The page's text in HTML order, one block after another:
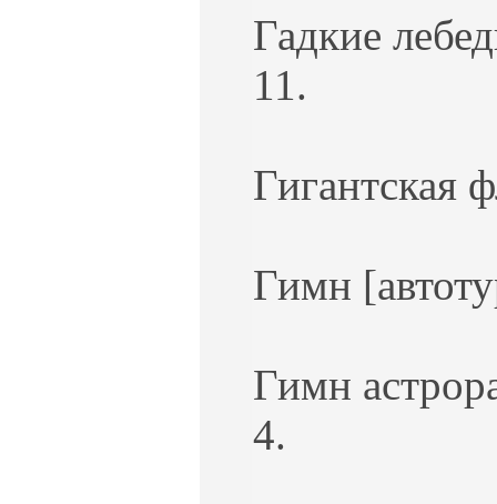
Гадкие
11.
Гигантская
Гимн
Гимн
4.